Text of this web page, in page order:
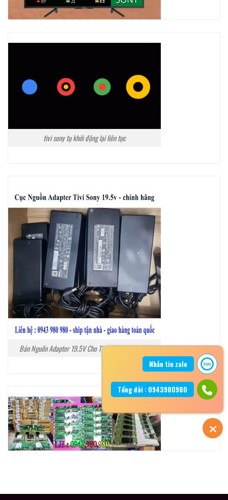
tivi sony tụ khởi động lại liên tục
Bán Nguồn Adapter 19.5V Cho Tivi Sony Tại Hà Nội
Nhắn tin zalo
Tổng đài : 0943980980